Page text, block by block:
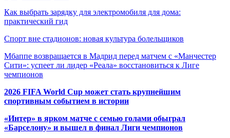
Как выбрать зарядку для электромобиля для дома:
практический гид
Спорт вне стадионов: новая культура болельщиков
Мбаппе возвращается в Мадрид перед матчем с «Манчестер
Сити»: успеет ли лидер «Реала» восстановиться к Лиге
чемпионов
2026 FIFA World Cup может стать крупнейшим
спортивным событием в истории
«Интер» в ярком матче с семью голами обыграл
«Барселону» и вышел в финал Лиги чемпионов